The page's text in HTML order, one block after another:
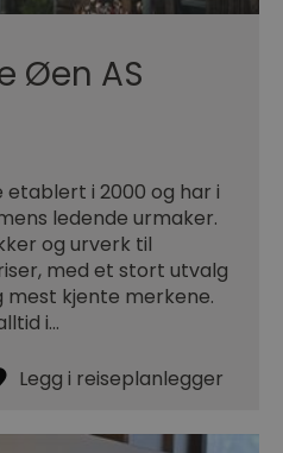
Øen AS
i 2000 og har i
ledende urmaker.
og urverk til
med et stort utvalg
mest kjente merkene.
i…